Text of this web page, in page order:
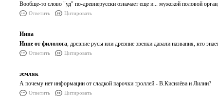
Вообще-то слово "уд" по-древнерусски означает еще и... мужской половой
Ответить Цитировать
Инна
Инне от филолога, древние русы или древние эвенки давали названия, кто
Ответить Цитировать
земляк
А почему нет информации от сладкой парочки троллей - В.Кисилёва и Лилии?
Ответить Цитировать